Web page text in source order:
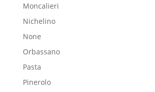
Moncalieri
Nichelino
None
Orbassano
Pasta
Pinerolo